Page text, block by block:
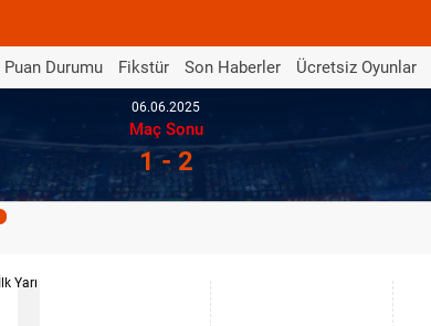
Puan Durumu Fikstür Son Haberler Ücretsiz Oyunlar
06.06.2025
Maç Sonu
1 - 2
İlk Yarı